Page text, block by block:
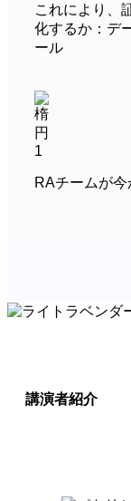
これにより、
化するか：デ
ール
RAチームが
講演者紹介